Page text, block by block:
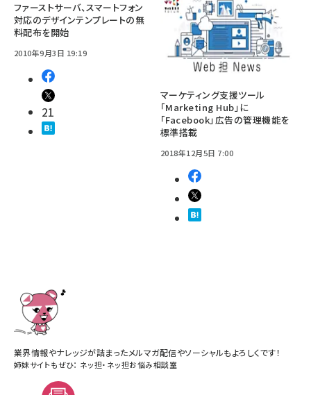
ファーストサーバ、スマートフォン
対応のデザインテンプレートの無
料配布を開始
2010年9月3日 19:19
21
マーケティング支援ツール
「Marketing Hub」に
「Facebook」広告の管理機能を
標準搭載
2018年12月5日 7:00
業界情報やナレッジが詰まったメルマガ配信やソーシャルもよろしくです！
姉妹サイトもぜひ： ネッ担・ ネッ担お悩み相談室